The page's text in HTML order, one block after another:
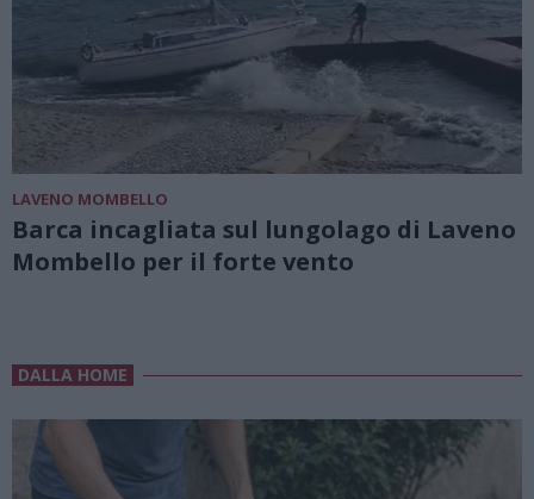
LAVENO MOMBELLO
Barca incagliata sul lungolago di Laveno
Mombello per il forte vento
DALLA HOME